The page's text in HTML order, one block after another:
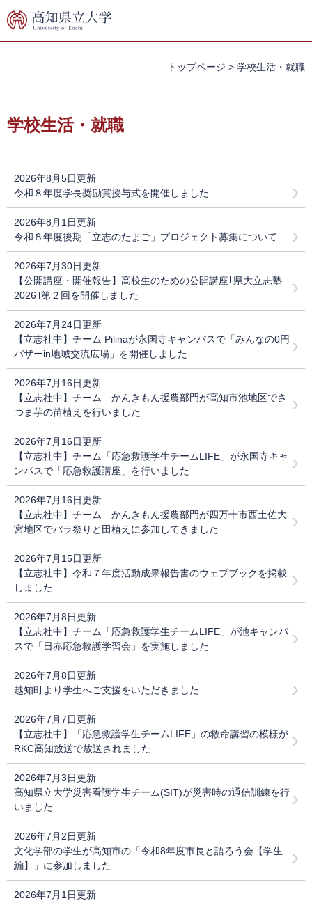
ー
ニ
て
トップページ > 学校生活・就職
文
学校生活・就職
2026年8月5日更新
令和８年度学長奨励賞授与式を開催しました
2026年8月1日更新
令和８年度後期「立志のたまご」プロジェクト募集について
2026年7月30日更新
【公開講座・開催報告】高校生のための公開講座｢県大立志塾
2026｣第２回を開催しました
2026年7月24日更新
【立志社中】チーム Pilinaが永国寺キャンパスで「みんなの0円
バザーin地域交流広場」を開催しました
2026年7月16日更新
【立志社中】チーム かんきもん援農部門が高知市池地区でさ
つま芋の苗植えを行いました
2026年7月16日更新
【立志社中】チーム「応急救護学生チームLIFE」が永国寺キャ
ンパスで「応急救護講座」を行いました
2026年7月16日更新
【立志社中】チーム かんきもん援農部門が四万十市西土佐大
宮地区でバラ祭りと田植えに参加してきました
2026年7月15日更新
【立志社中】令和７年度活動成果報告書のウェブブックを掲載
しました
2026年7月8日更新
【立志社中】チーム「応急救護学生チームLIFE」が池キャンパ
スで「日赤応急救護学習会」を実施しました
2026年7月8日更新
越知町より学生へご支援をいただきました
2026年7月7日更新
【立志社中】「応急救護学生チームLIFE」の救命講習の模様が
RKC高知放送で放送されました
2026年7月3日更新
高知県立大学災害看護学生チーム(SIT)が災害時の通信訓練を行
いました
2026年7月2日更新
文化学部の学生が高知市の「令和8年度市長と語ろう会【学生
編】」に参加しました
2026年7月1日更新